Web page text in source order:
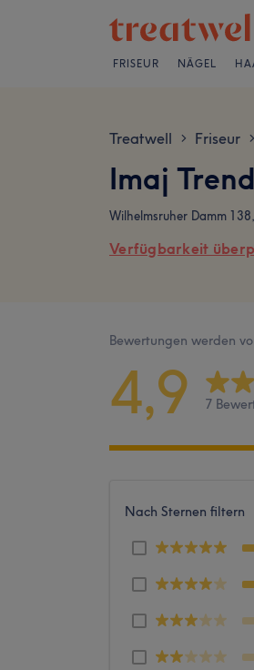
FRISEUR NÄGEL
Treatwell > Friseur >
Imaj
Wilhelmsruher Damm
Verfügbarkeit
Bewertungen werden
4,9 7
Nach Sternen filtern